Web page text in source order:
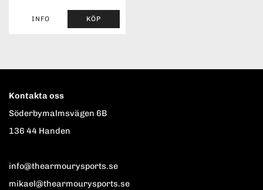
INFO KÖP
Kontakta oss
Söderbymalmsvägen 6B
136 44 Handen
info@thearmourysports.se
mikael@thearmourysports.se